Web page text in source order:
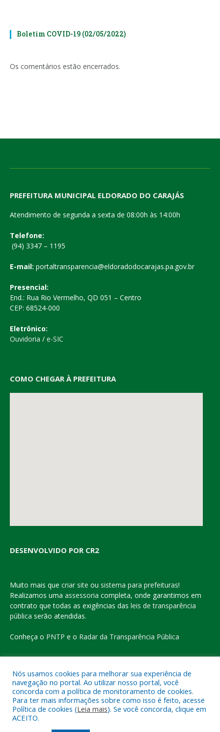
Boletim COVID-19 (02/05/2022)
Os comentários estão encerrados.
PREFEITURA MUNICIPAL ELDORADO DO CARAJÁS
Atendimento de segunda a sexta de 08:00h às 14:00h
Telefone:
(94) 3347 – 1195
E-mail: portaltransparencia@eldoradodocarajas.pa.gov.br
Presencial:
End.: Rua Rio Vermelho, QD 051 – Centro
CEP: 68524-000
Eletrônico:
Ouvidoria / e-SIC
COMO CHEGAR À PREFEITURA
DESENVOLVIDO POR CR2
Muito mais que criar site ou sistema para prefeituras!
Realizamos uma assessoria completa, onde garantimos em
contrato que todas as exigências das leis de transparência
pública serão atendidas.
Conheça o PNTP e o Radar da Transparência Pública
Todos os direitos reservados a Prefeitura Municipal de Eldorado
do Carajás
Mapa do Site
Acessar o Webmail
Nós usamos cookies para melhorar sua experiência de
navegação no portal. Ao utilizar nosso portal, você
concorda com a política de monitoramento de cookies.
Para ter mais informações sobre como isso é feito, acesse
Política de cookies (Leia mais). Se você concorda, clique em
ACEITO.